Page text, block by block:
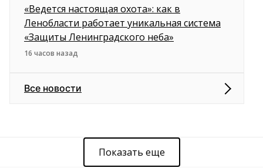
«Ведется настоящая охота»: как в
Ленобласти работает уникальная система
«Защиты Ленинградского неба»
16 часов назад
Все новости
Показать еще